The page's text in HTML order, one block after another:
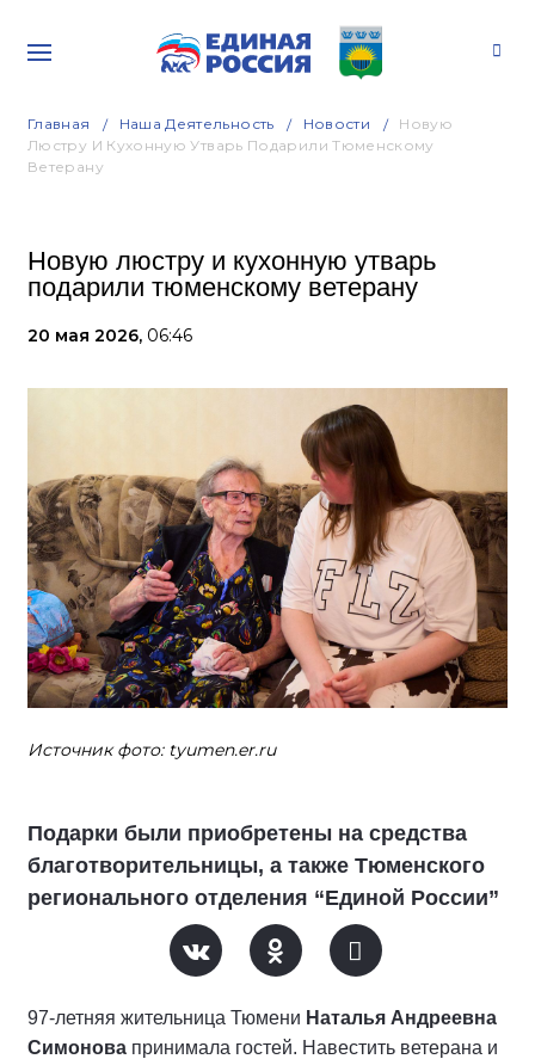
Главная Наша Деятельность Новости
Новую
Люстру И Кухонную Утварь Подарили Тюменскому
Ветерану
Новую люстру и кухонную утварь
подарили тюменскому ветерану
20 мая 2026, 06:46
Источник фото: tyumen.er.ru
Подарки были приобретены на средства
благотворительницы, а также Тюменского
регионального отделения “Единой России”
97-летняя жительница Тюмени Наталья Андреевна
Симонова принимала гостей. Навестить ветерана и